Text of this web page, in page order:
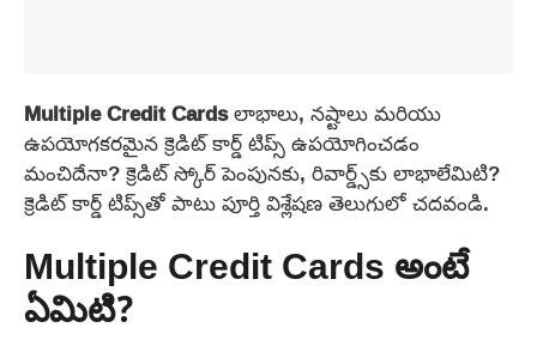
Multiple Credit Cardsలాభాలు, నష్టాలు మరియు
ఉపయోగకరమైన క్రెడిట్ కార్డ్ టిప్స్ ఉపయోగించడం
మంచిదేనా? క్రెడిట్ స్కోర్ పెంపునకు, రివార్డ్స్‌కు లాభాలేమిటి?
క్రెడిట్ కార్డ్ టిప్స్‌తో పాటు పూర్తి విశ్లేషణ తెలుగులో చదవండి.
Multiple Credit Cards అంటే
ఏమిటి?